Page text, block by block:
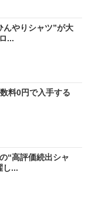
やりシャツ”が大
...
料0円で入手する
“高評価続出シャ
し...